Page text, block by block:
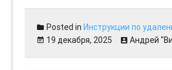
Posted inИнструкции по
19 декабря, 2025
Андрей